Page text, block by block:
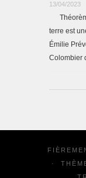
13/04/2023
terre est
Émilie
Colombier
·